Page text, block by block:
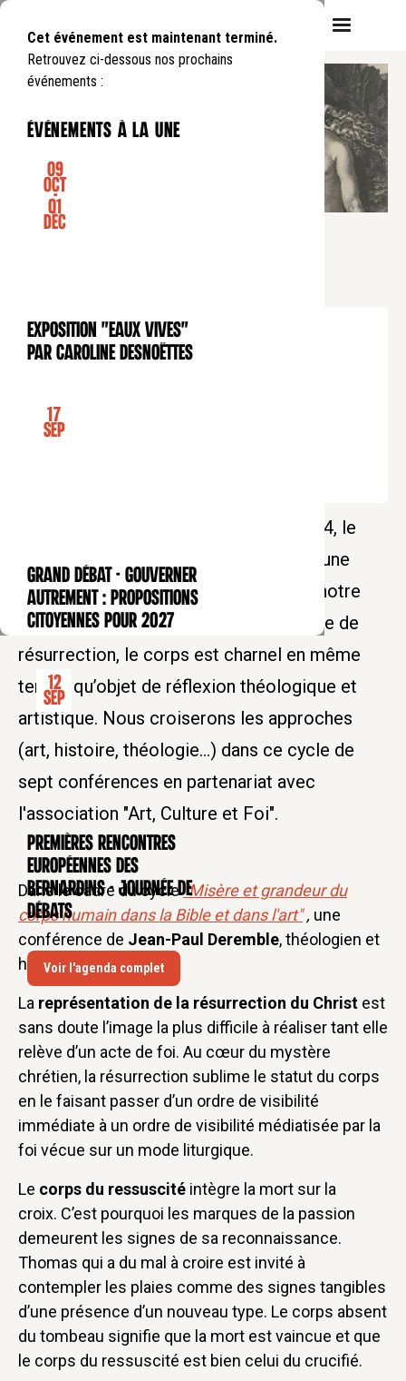
Cet événement est maintenant terminé.
Retrouvez ci-dessous nos prochains
événements :
événements à la une
EXPOSITION
09
Oct
-
01
Déc
Exposition "Eaux Vives"
par Caroline Desnoëttes
CONFÉRENCE
17
Sep
GRAND DÉBAT - Gouverner
autrement : propositions
citoyennes pour 2027
CONFÉRENCE
12
Sep
Premières rencontres
européennes des
Bernardins - Journée de
débats
Voir l'agenda complet
CONFÉRENCE
Lundi29
.
01de18:30à20:00
Participation aux frais : 10 €
A l'occasion des Jeux olympiques 2024, le
Collège des Bernardins vous propose une
réflexion autour du corps. Vecteur de notre
vie terrestre et au cœur de la promesse de
résurrection, le corps est charnel en même
temps qu’objet de réflexion théologique et
artistique. Nous croiserons les approches
(art, histoire, théologie...) dans ce cycle de
sept conférences en partenariat avec
l'association "Art, Culture et Foi".
Dans le cadre du cycle"Misère et grandeur du
corps humain dans la Bible et dans l'art", une
conférence de Jean-Paul Deremble, théologien et
historien de l'art.
La représentation de la résurrection du Christ est
sans doute l’image la plus difficile à réaliser tant elle
relève d’un acte de foi. Au cœur du mystère
chrétien, la résurrection sublime le statut du corps
en le faisant passer d’un ordre de visibilité
immédiate à un ordre de visibilité médiatisée par la
foi vécue sur un mode liturgique.
Le corps du ressuscité intègre la mort sur la
croix. C’est pourquoi les marques de la passion
demeurent les signes de sa reconnaissance.
Thomas qui a du mal à croire est invité à
contempler les plaies comme des signes tangibles
d’une présence d’un nouveau type. Le corps absent
du tombeau signifie que la mort est vaincue et que
le corps du ressuscité est bien celui du crucifié.